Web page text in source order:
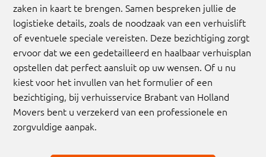
zaken in kaart te brengen. Samen bespreken jullie de
logistieke details, zoals de noodzaak van een verhuislift
of eventuele speciale vereisten. Deze bezichtiging zorgt
ervoor dat we een gedetailleerd en haalbaar verhuisplan
opstellen dat perfect aansluit op uw wensen. Of u nu
kiest voor het invullen van het formulier of een
bezichtiging, bij verhuisservice Brabant van Holland
Movers bent u verzekerd van een professionele en
zorgvuldige aanpak.